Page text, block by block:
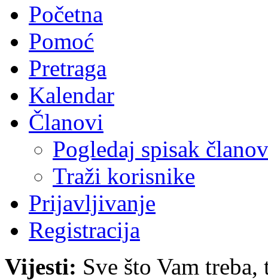
Početna
Pomoć
Pretraga
Kalendar
Članovi
Pogledaj spisak
Traži korisnike
Prijavljivanje
Registracija
Vijesti: Sve što Vam